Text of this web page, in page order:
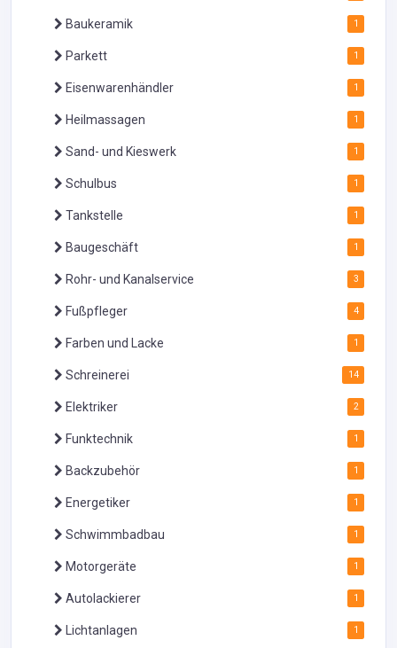
Baukeramik 1
Parkett 1
Eisenwarenhändler 1
Heilmassagen 1
Sand- und Kieswerk 1
Schulbus 1
Tankstelle 1
Baugeschäft 1
Rohr- und Kanalservice 3
Fußpfleger 4
Farben und Lacke 1
Schreinerei 14
Elektriker 2
Funktechnik 1
Backzubehör 1
Energetiker 1
Schwimmbadbau 1
Motorgeräte 1
Autolackierer 1
Lichtanlagen 1